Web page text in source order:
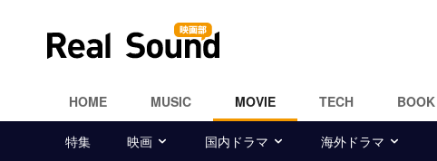
HOME MUSIC MOVIE TECH BOOK
特集 映画 国内ドラマ 海外ドラマ